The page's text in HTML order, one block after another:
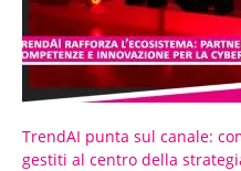
TrendAI punta sul canale:
gestiti al centro della